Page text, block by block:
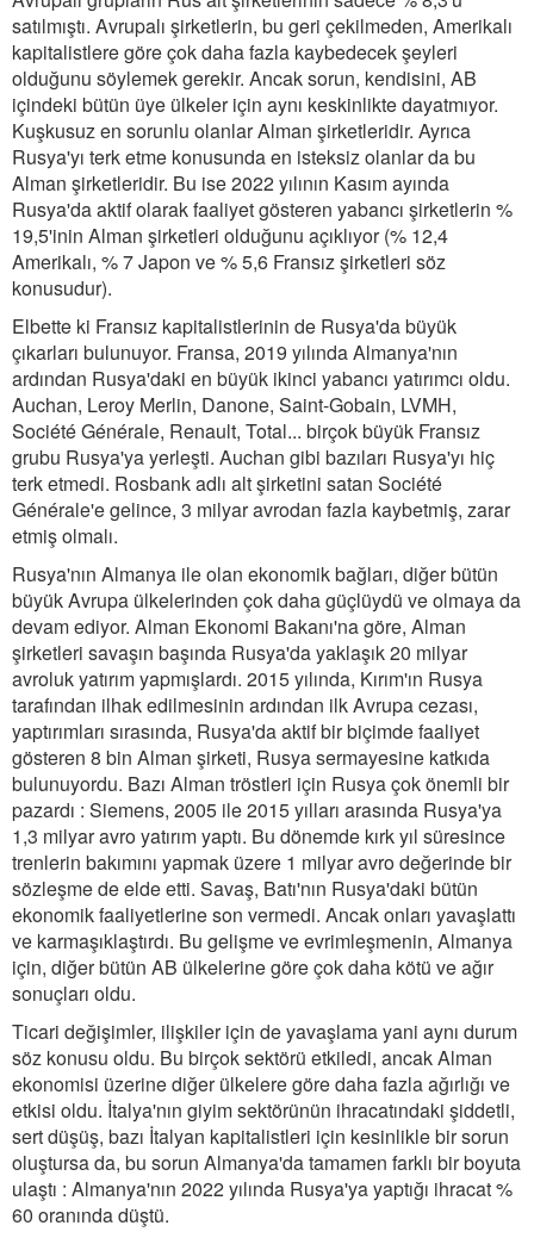
satılmıştı. Avrupalı şirketlerin, bu geri çekilmeden, Amerikalı
kapitalistlere göre çok daha fazla kaybedecek şeyleri
olduğunu söylemek gerekir. Ancak sorun, kendisini, AB
içindeki bütün üye ülkeler için aynı keskinlikte dayatmıyor.
Kuşkusuz en sorunlu olanlar Alman şirketleridir. Ayrıca
Rusya'yı terk etme konusunda en isteksiz olanlar da bu
Alman şirketleridir. Bu ise 2022 yılının Kasım ayında
Rusya'da aktif olarak faaliyet gösteren yabancı şirketlerin %
19,5'inin Alman şirketleri olduğunu açıklıyor (% 12,4
Amerikalı, % 7 Japon ve % 5,6 Fransız şirketleri söz
konusudur).
Elbette ki Fransız kapitalistlerinin de Rusya'da büyük
çıkarları bulunuyor. Fransa, 2019 yılında Almanya'nın
ardından Rusya'daki en büyük ikinci yabancı yatırımcı oldu.
Auchan, Leroy Merlin, Danone, Saint-Gobain, LVMH,
Société Générale, Renault, Total... birçok büyük Fransız
grubu Rusya'ya yerleşti. Auchan gibi bazıları Rusya'yı hiç
terk etmedi. Rosbank adlı alt şirketini satan Société
Générale'e gelince, 3 milyar avrodan fazla kaybetmiş, zarar
etmiş olmalı.
Rusya'nın Almanya ile olan ekonomik bağları, diğer bütün
büyük Avrupa ülkelerinden çok daha güçlüydü ve olmaya da
devam ediyor. Alman Ekonomi Bakanı'na göre, Alman
şirketleri savaşın başında Rusya'da yaklaşık 20 milyar
avroluk yatırım yapmışlardı. 2015 yılında, Kırım'ın Rusya
tarafından ilhak edilmesinin ardından ilk Avrupa cezası,
yaptırımları sırasında, Rusya'da aktif bir biçimde faaliyet
gösteren 8 bin Alman şirketi, Rusya sermayesine katkıda
bulunuyordu. Bazı Alman tröstleri için Rusya çok önemli bir
pazardı : Siemens, 2005 ile 2015 yılları arasında Rusya'ya
1,3 milyar avro yatırım yaptı. Bu dönemde kırk yıl süresince
trenlerin bakımını yapmak üzere 1 milyar avro değerinde bir
sözleşme de elde etti. Savaş, Batı'nın Rusya'daki bütün
ekonomik faaliyetlerine son vermedi. Ancak onları yavaşlattı
ve karmaşıklaştırdı. Bu gelişme ve evrimleşmenin, Almanya
için, diğer bütün AB ülkelerine göre çok daha kötü ve ağır
sonuçları oldu.
Ticari değişimler, ilişkiler için de yavaşlama yani aynı durum
söz konusu oldu. Bu birçok sektörü etkiledi, ancak Alman
ekonomisi üzerine diğer ülkelere göre daha fazla ağırlığı ve
etkisi oldu. İtalya'nın giyim sektörünün ihracatındaki şiddetli,
sert düşüş, bazı İtalyan kapitalistleri için kesinlikle bir sorun
oluştursa da, bu sorun Almanya'da tamamen farklı bir boyuta
ulaştı : Almanya'nın 2022 yılında Rusya'ya yaptığı ihracat %
60 oranında düştü.